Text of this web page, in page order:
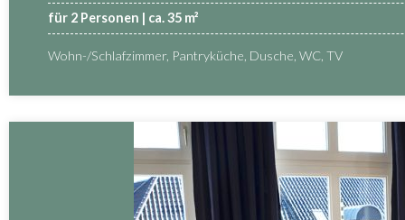
für 2 Personen | ca. 35 m²
Wohn-/Schlafzimmer, Pantryküche, Dusche, WC, TV